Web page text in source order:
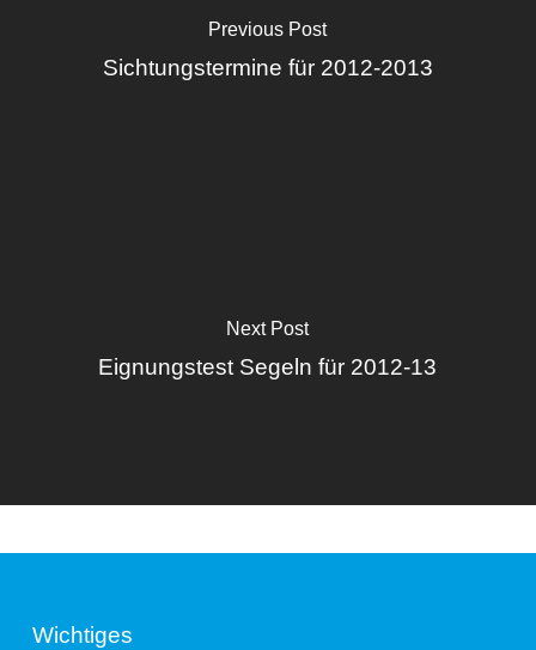
Previous Post
Sichtungstermine für 2012-2013
Next Post
Eignungstest Segeln für 2012-13
Wichtiges